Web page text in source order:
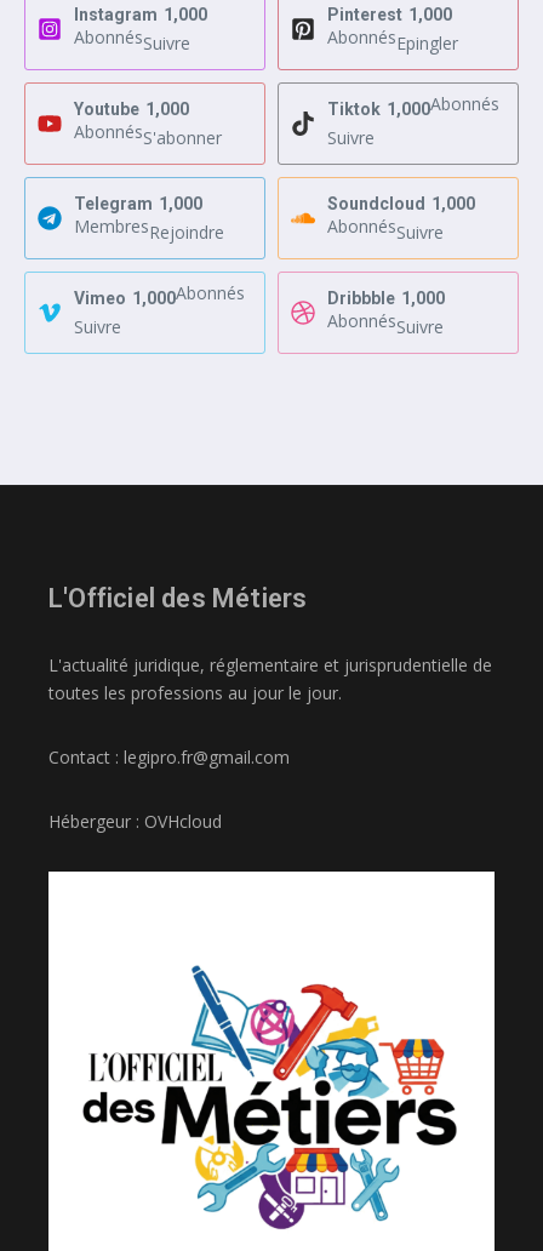
Instagram 1,000
AbonnésSuivre
Pinterest 1,000
AbonnésEpingler
Youtube 1,000
AbonnésS'abonner
Tiktok 1,000Abonnés
Suivre
Telegram 1,000
MembresRejoindre
Soundcloud 1,000
AbonnésSuivre
Vimeo 1,000Abonnés
Suivre
Dribbble 1,000
AbonnésSuivre
L'Officiel des Métiers
L'actualité juridique, réglementaire et jurisprudentielle de
toutes les professions au jour le jour.
Contact : legipro.fr@gmail.com
Hébergeur : OVHcloud